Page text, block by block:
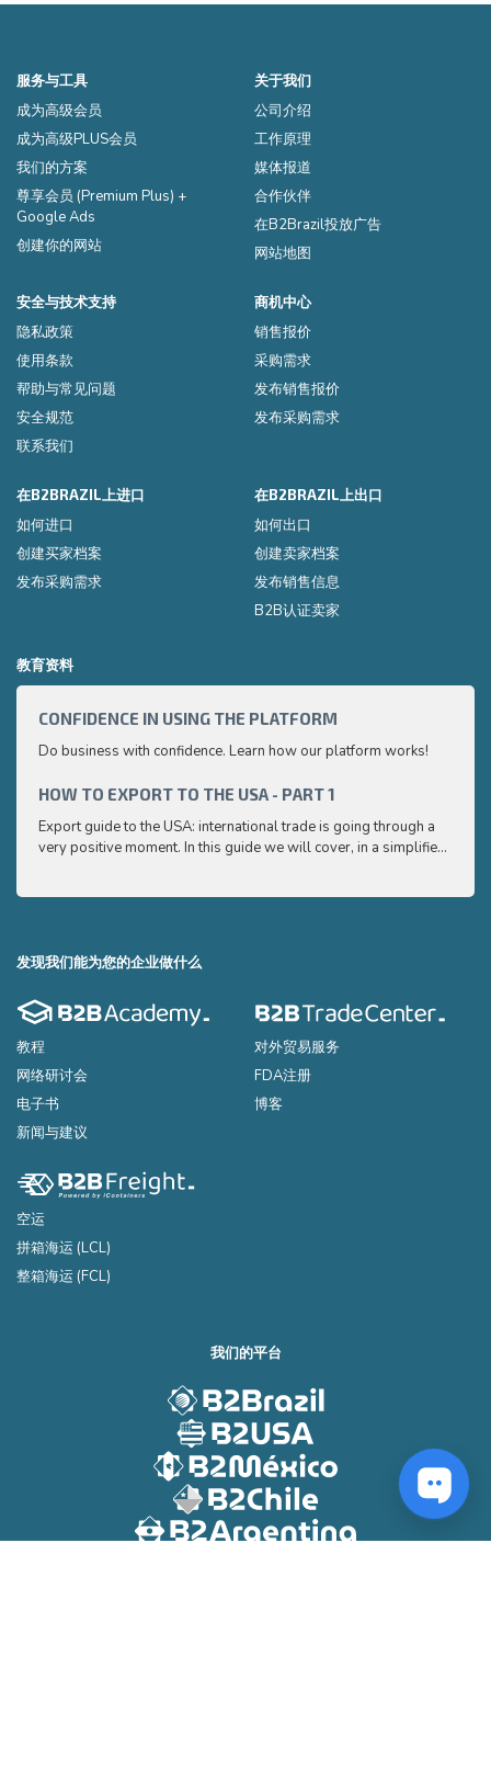
服务与工具
成为高级会员
成为高级PLUS会员
我们的方案
尊享会员 (Premium Plus) +
Google Ads
创建你的网站
关于我们
公司介绍
工作原理
媒体报道
合作伙伴
在B2Brazil投放广告
网站地图
安全与技术支持
隐私政策
使用条款
帮助与常见问题
安全规范
联系我们
商机中心
销售报价
采购需求
发布销售报价
发布采购需求
在B2BRAZIL上进口
如何进口
创建买家档案
发布采购需求
在B2BRAZIL上出口
如何出口
创建卖家档案
发布销售信息
B2B认证卖家
教育资料
CONFIDENCE IN USING THE PLATFORM
Do business with confidence. Learn how our platform works!
HOW TO EXPORT TO THE USA - PART 1
Export guide to the USA: international trade is going through a
very positive moment. In this guide we will cover, in a simplified
to
发现我们能为您的企业做什么
教程
网络研讨会
电子书
新闻与建议
对外贸易服务
FDA注册
博客
空运
拼箱海运 (LCL)
整箱海运 (FCL)
我们的平台